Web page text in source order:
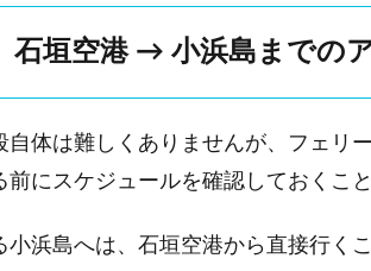
石垣空港 → 小浜島までの
自体は難しくありませんが、フェリ
にスケジュールを確認しておくこ
小浜島へは、石垣空港から直接行く